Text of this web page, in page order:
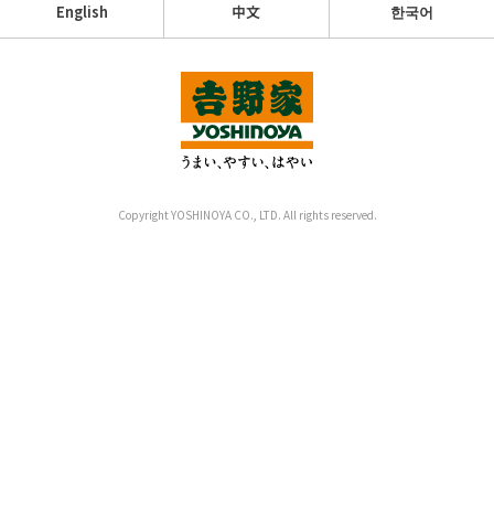
English 中文 한국어
Copyright YOSHINOYA CO., LTD. All rights reserved.